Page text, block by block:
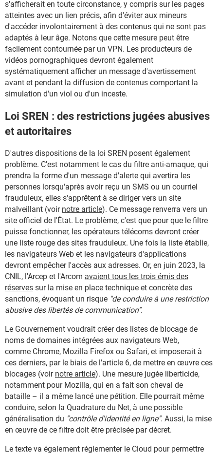
s'afficherait en toute circonstance, y compris sur les pages
atteintes avec un lien précis, afin d'éviter aux mineurs
d'accéder involontairement à des contenus qui ne sont pas
adaptés à leur âge. Notons que cette mesure peut être
facilement contournée par un VPN. Les producteurs de
vidéos pornographiques devront également
systématiquement afficher un message d'avertissement
avant et pendant la diffusion de contenus comportant la
simulation d'un viol ou d'un inceste.
Loi SREN : des restrictions jugées abusives
et autoritaires
D'autres dispositions de la loi SREN posent également
problème. C'est notamment le cas du filtre anti-arnaque, qui
prendra la forme d'un message d'alerte qui avertira les
personnes lorsqu'après avoir reçu un SMS ou un courriel
frauduleux, elles s'apprêtent à se diriger vers un site
malveillant (voir notre article). Ce message renverra vers un
site officiel de l'État. Le problème, c'est que pour que le filtre
puisse fonctionner, les opérateurs télécoms devront créer
une liste rouge des sites frauduleux. Une fois la liste établie,
les navigateurs Web et les navigateurs d'applications
devront empêcher l'accès aux adresses. Or, en juin 2023, la
CNIL, l'Arcep et l'Arcom avaient tous les trois émis des
réserves sur la mise en place technique et concrète des
sanctions, évoquant un risque "de conduire à une restriction
abusive des libertés de communication".
Le Gouvernement voudrait créer des listes de blocage de
noms de domaines intégrées aux navigateurs Web,
comme Chrome, Mozilla Firefox ou Safari, et imposerait à
ces derniers, par le biais de l'article 6, de mettre en œuvre ces
blocages (voir notre article). Une mesure jugée liberticide,
notamment pour Mozilla, qui en a fait son cheval de
bataille – il a même lancé une pétition. Elle pourrait même
conduire, selon la Quadrature du Net, à une possible
généralisation du "contrôle d'identité en ligne". Aussi, la mise
en œuvre de ce filtre doit être précisée par décret.
Le texte va également réglementer le Cloud pour permettre